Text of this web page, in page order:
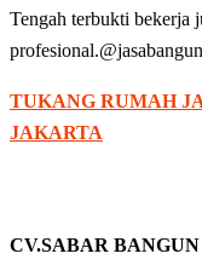
Tengah terbukti bekerja
TUKANG RUMAH
JAKARTA
CV.SABAR